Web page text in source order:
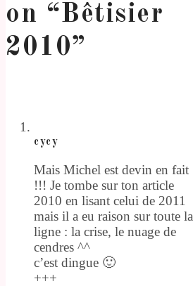
on “Bêtisier
2010”
cycy
Mais Michel est devin en fait
!!! Je tombe sur ton article
2010 en lisant celui de 2011
mais il a eu raison sur toute la
ligne : la crise, le nuage de
cendres ^^
c’est dingue 🙂
+++